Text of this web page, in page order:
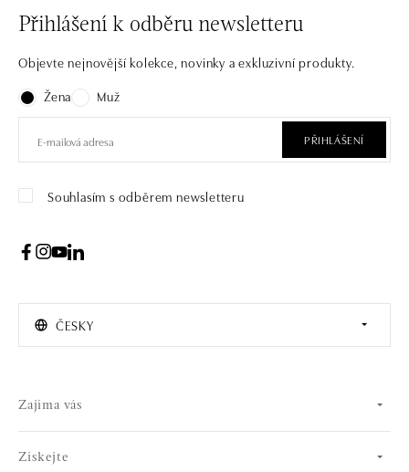
Přihlášení k odběru newsletteru
Objevte nejnovější kolekce, novinky a exkluzivní produkty.
Žena
Muž
PŘIHLÁŠENÍ
Souhlasím s odběrem newsletteru
ČESKY
Zajíma vás
Získejte